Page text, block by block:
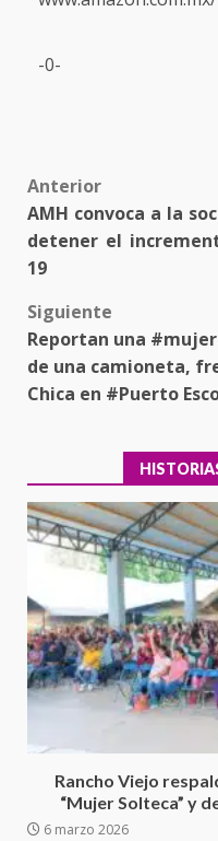
-0-
Post
navigation
Anterior
AMH convoca a la
detener el
19
Siguiente
Reportan una
de una camioneta,
Chica en #Puerto
Rancho Viejo
“Mujer Solteca” y
6 marzo 2026
3